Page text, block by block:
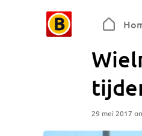
29 mei 2017